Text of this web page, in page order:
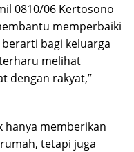
0810/06 Kertosono
memperbaiki
bagi keluarga
melihat
dengan rakyat,”
hanya memberikan
tetapi juga